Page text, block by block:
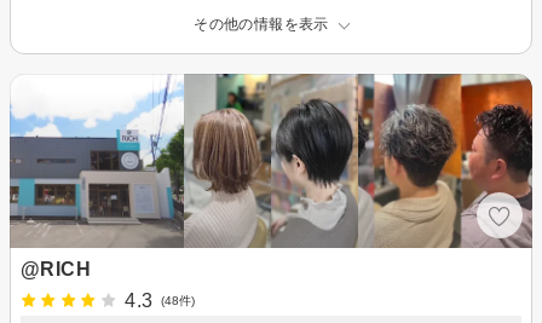
その他の情報を表示
@RICH
4.3
(48件)